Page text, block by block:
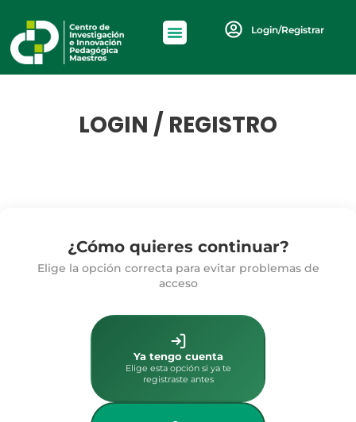
Login/Registrar
LOGIN / REGISTRO
¿Cómo quieres continuar?
Elige la opción correcta para evitar problemas de
acceso
Ya tengo cuenta
Elige esta opción si ya te
registraste antes